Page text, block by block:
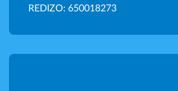
REDIZO: 650018273